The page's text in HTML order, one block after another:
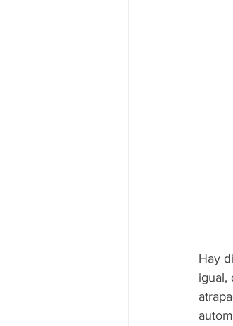
Hay
igual,